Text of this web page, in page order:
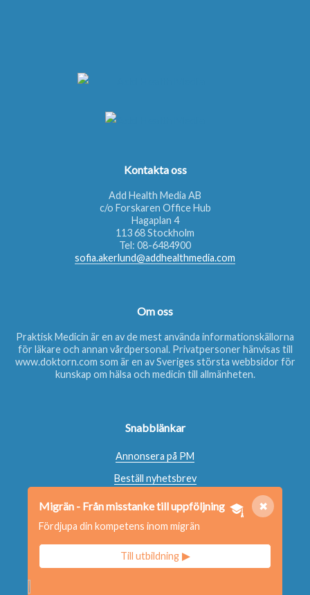
✖
Migrän - Från misstanke till uppföljning
Fördjupa din kompetens inom migrän
Till utbildning
Kontakta oss
Add Health Media AB
c/o Forskaren Office Hub
Hagaplan 4
113 68 Stockholm
Tel: 08-6484900
sofia.akerlund@addhealthmedia.com
Om oss
Praktisk Medicin är en av de mest använda informationskällorna
för läkare och annan vårdpersonal. Privatpersoner hänvisas till
www.doktorn.com som är en av Sveriges största webbsidor för
kunskap om hälsa och medicin till allmänheten.
Snabblänkar
Annonsera på PM
Beställ nyhetsbrev
Beställ bok
Kontakta oss
Redaktionen